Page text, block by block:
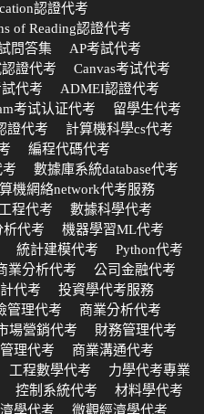
認證代考
of Reading認證代考
問答集
AP考試代考
證代考
Canvas考试代考
代考
ADMEI認證代考
考试认证代考
留學生代考
證代考
計算機科學cs代考
編程代碼代考
數據庫系統database代考
機網絡network代考服務
程代考
數據科學代考
析代考
機器學習ML代考
統計建模代考
Python代考
業分析代考
公司金融代考
代考
投資學代考服務
管理代考
商業分析代考
場營銷代考
財務管理代考
理代考
商業溝通代考
工程數學代考
力學代考專業
控制系統代考
材料學代考
學代考 微觀經濟學代考